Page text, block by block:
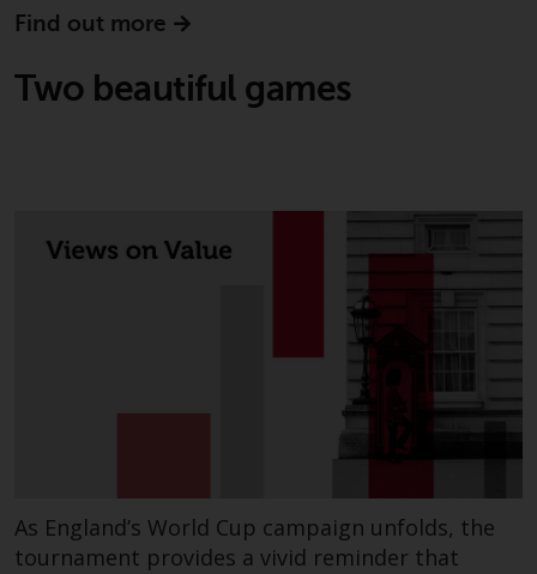
Die auf dieser Website
werden so wie sie sind zur
Garantie hinsichtlich ihrer
Genauigkeit, Vollständigkeit oder
Eignung für einen bestimmten
Zweck übernommen. Redwheel
hat seine eigenen Ansichten und
Meinungen auf dieser Website
(oder denen seiner verbundenen
Unternehmen) geäußert, und
Redwheel ist nicht verpflichtet,
Informationen zu aktualisieren,
und Leser sollten sich bei einer
Find out more
Two beautiful games
As England’s World Cup campaign unfolds, the
tournament provides a vivid reminder that